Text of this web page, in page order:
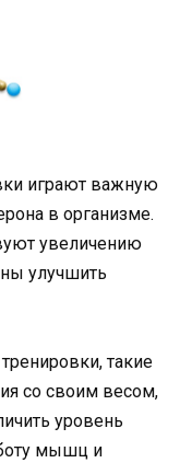
играют важную
в организме.
увеличению
улучшить
такие
со своим весом,
уровень
мышц и